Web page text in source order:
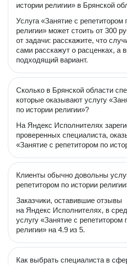
истории религии» в Брянской
Услуга «Занятие с репетитором
религии» может стоить от 300
от задачи: расскажите, что
сами расскажут о расценках, а
подходящий вариант.
Сколько в Брянской области
которые оказывают услугу
по истории религии»?
На Яндекс Исполнителях
проверенных специалиста,
«Занятие с репетитором по
Клиенты обычно довольны
репетитором по истории
Заказчики, оставившие отзывы
на Яндекс Исполнителях, в
услугу «Занятие с репетитором
религии» на 4.9 из 5.
Как выбрать специалиста в